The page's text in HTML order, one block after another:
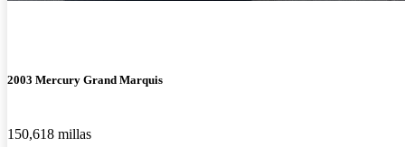
2003 Mercury Grand Marquis
150,618 millas